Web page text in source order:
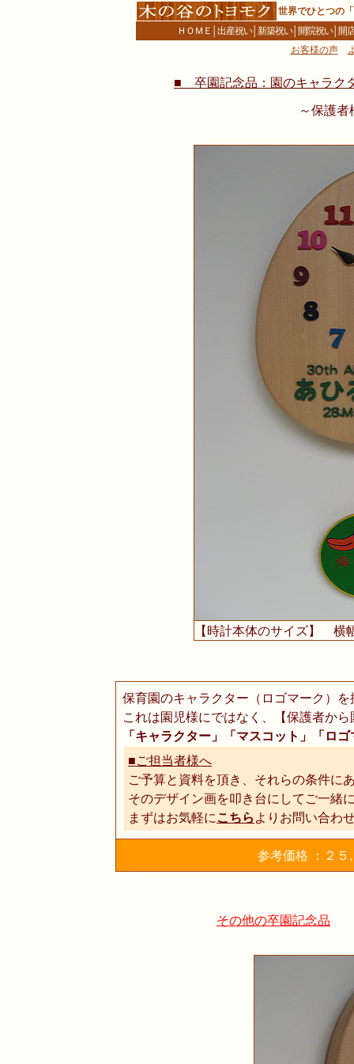
世界でひとつの
ＨＯＭＥ │出産祝い│新築祝い│開院祝い│開
お客様の声
■ 卒園記念品：園のキャラク
～保護
【時計本体のサイズ】
保育園のキャラクター（ロゴマーク）
これは園児様にではなく、【保護者か
「キャラクター」「マスコット」「ロ
■ご担当者様へ
ご予算と資料を頂き、それらの条件に
そのデザイン画を叩き台にしてご一緒
まずはお気軽にこちらよりお問い合わ
参考価格 ：２
その他の卒園記念品